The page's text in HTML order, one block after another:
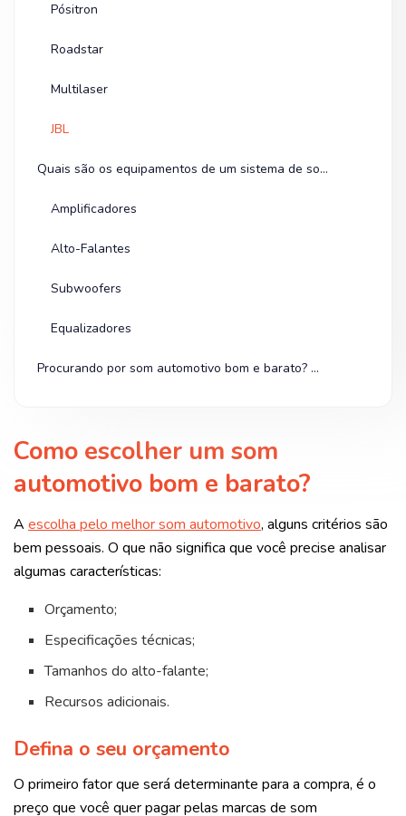
Pósitron
Roadstar
Multilaser
JBL
Quais são os equipamentos de um sistema de som automotivo?
Amplificadores
Alto-Falantes
Subwoofers
Equalizadores
Procurando por som automotivo bom e barato? Olha na Shopee!
Como escolher um som
automotivo bom e barato?
A escolha pelo melhor som automotivo, alguns critérios são
bem pessoais. O que não significa que você precise analisar
algumas características:
Orçamento;
Especificações técnicas;
Tamanhos do alto-falante;
Recursos adicionais.
Defina o seu orçamento
O primeiro fator que será determinante para a compra, é o
preço que você quer pagar pelas marcas de som